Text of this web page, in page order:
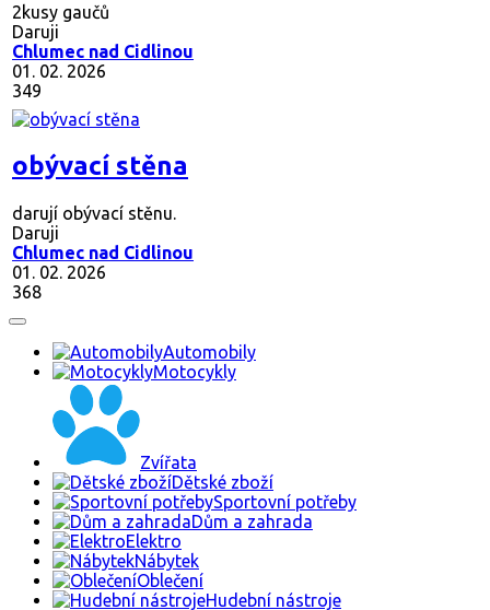
2kusy gaučů
Daruji
Chlumec nad Cidlinou
01. 02. 2026
349
obývací stěna
darují obývací stěnu.
Daruji
Chlumec nad Cidlinou
01. 02. 2026
368
Automobily
Motocykly
Zvířata
Dětské zboží
Sportovní potřeby
Dům a zahrada
Elektro
Nábytek
Oblečení
Hudební nástroje